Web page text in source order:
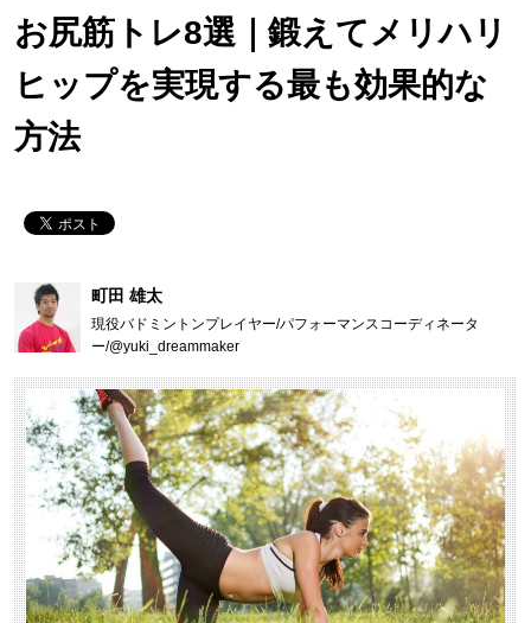
お尻筋トレ8選｜鍛えてメリハリ
ヒップを実現する最も効果的な
方法
町田 雄太
現役バドミントンプレイヤー/パフォーマンスコーディネータ
ー/@yuki_dreammaker